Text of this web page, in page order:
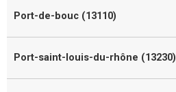
Port-de-bouc (13110)
Port-saint-louis-du-rhône (13230)